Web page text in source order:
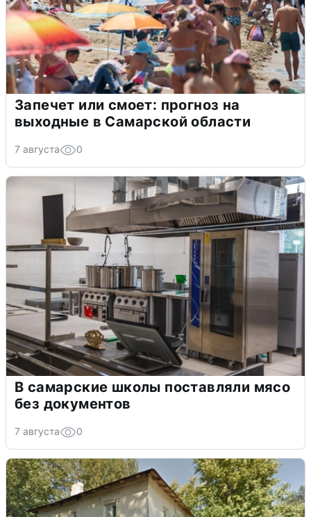
Запечет или смоет: прогноз на
выходные в Самарской области
7 августа 0
В самарские школы поставляли мясо
без документов
7 августа 0